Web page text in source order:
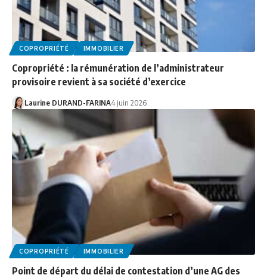
COPROPRIÉTÉ IMMOBILIER
Copropriété : la rémunération de l’administrateur
provisoire revient à sa société d’exercice
Laurine DURAND-FARINA4 juin 2026
COPROPRIÉTÉ IMMOBILIER
Point de départ du délai de contestation d’une AG des